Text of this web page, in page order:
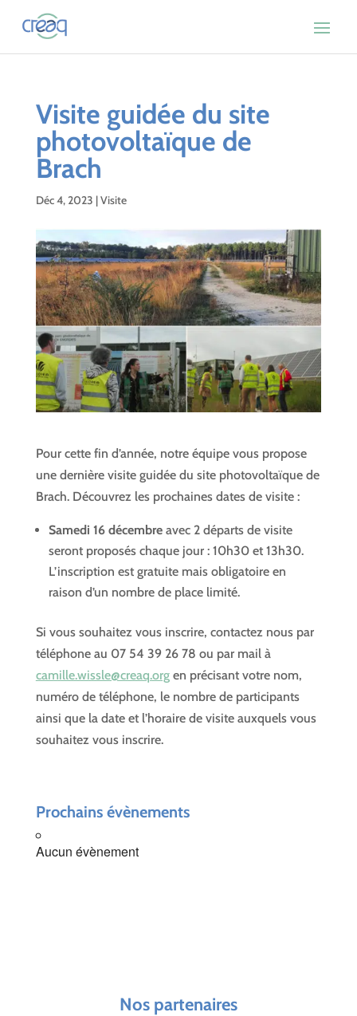
Visite guidée du site
photovoltaïque de
Brach
Déc 4, 2023 |Visite
Pour cette fin d’année, notre équipe vous propose
une dernière visite guidée du site photovoltaïque de
Brach. Découvrez les prochaines dates de visite :
Samedi 16 décembreavec 2 départs de visite
seront proposés chaque jour : 10h30 et 13h30.
L’inscription est gratuite mais obligatoire en
raison d’un nombre de place limité.
Si vous souhaitez vous inscrire, contactez nous par
téléphone au 07 54 39 26 78 ou par mail à
camille.wissle@creaq.orgen précisant votre nom,
numéro de téléphone, le nombre de participants
ainsi que la date et l’horaire de visite auxquels vous
souhaitez vous inscrire.
Prochains évènements
Aucun évènement
Nos partenaires